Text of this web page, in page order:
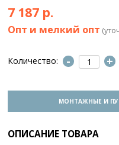
7 187 р.
Опт и мелкий опт
Количество: - +
МОНТАЖНЫЕ И
ОПИСАНИЕ ТОВАРА